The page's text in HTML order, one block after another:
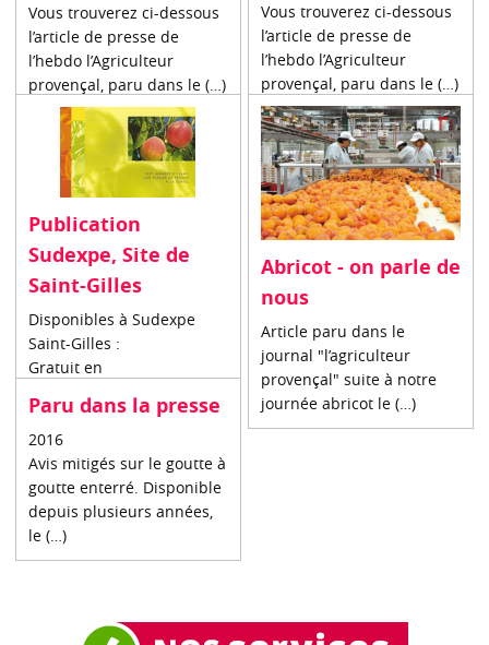
Vous trouverez ci-dessous
l’article de presse de
l’hebdo l’Agriculteur
provençal, paru dans le (…)
Vous trouverez ci-dessous
l’article de presse de
l’hebdo l’Agriculteur
provençal, paru dans le (…)
Abricot - on parle de
nous
Article paru dans le
journal "l’agriculteur
provençal" suite à notre
journée abricot le (…)
Publication
Sudexpe, Site de
Saint-Gilles
Disponibles à Sudexpe
Saint-Gilles :
Gratuit en
Paru dans la presse
2016
Avis mitigés sur le goutte à
goutte enterré. Disponible
depuis plusieurs années,
le (…)